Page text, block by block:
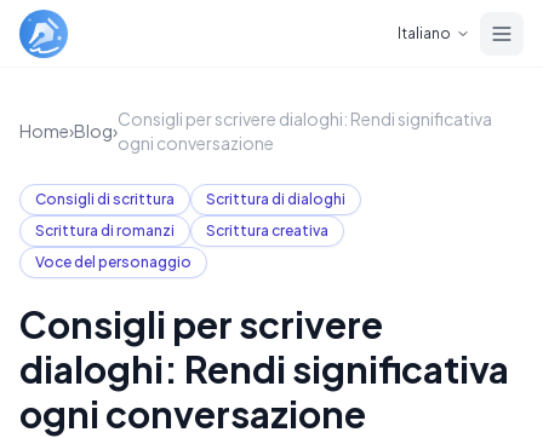
Italiano
Home›Blog›
Consigli per scrivere dialoghi: Rendi significativa
ogni conversazione
Consigli di scrittura
Scrittura di dialoghi
Scrittura di romanzi
Scrittura creativa
Voce del personaggio
Consigli per scrivere
dialoghi: Rendi significativa
ogni conversazione